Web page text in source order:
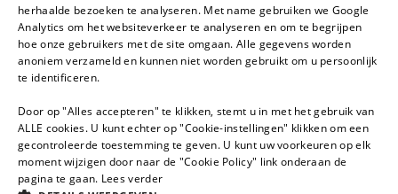
Nederland.
Live To Travel BV
Juan Grisstraat 120-122
1328 SV Almere
+31 36 5488 277
info@livetotravel.nl
FRENCH
herhaalde bezoeken te analyseren. Met name gebruiken we Google
Analytics om het websiteverkeer te analyseren en om te begrijpen
hoe onze gebruikers met de site omgaan. Alle gegevens worden
anoniem verzameld en kunnen niet worden gebruikt om u persoonlijk
te identificeren.
Door op "Alles accepteren" te klikken, stemt u in met het gebruik van
ALLE cookies. U kunt echter op "Cookie-instellingen" klikken om een
gecontroleerde toestemming te geven. U kunt uw voorkeuren op elk
moment wijzigen door naar de "Cookie Policy" link onderaan de
pagina te gaan. Lees verder